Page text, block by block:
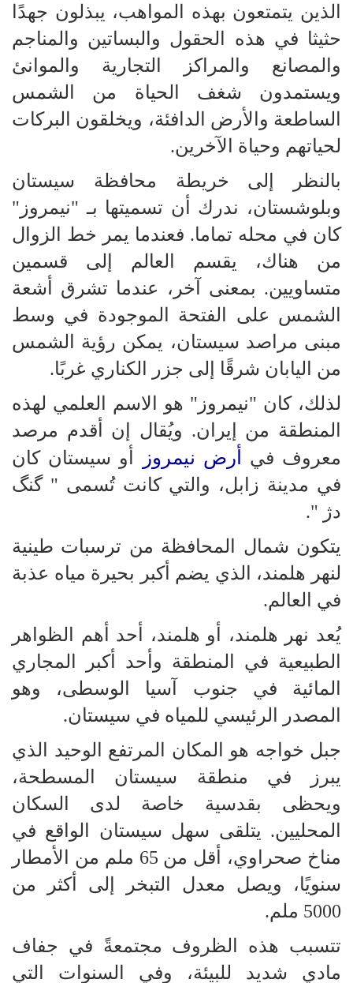
الذين يتمتعون بهذه المواهب، يبذلون جهدًا
حثيثا في هذه الحقول والبساتين والمناجم
والمصانع والمراكز التجارية والموانئ
ويستمدون شغف الحياة من الشمس
الساطعة والأرض الدافئة، ويخلقون البركات
لحياتهم وحياة الآخرين.
بالنظر إلى خريطة محافظة سيستان
وبلوشستان، ندرك أن تسميتها بـ "نيمروز"
كان في محله تماما. فعندما يمر خط الزوال
من هناك، يقسم العالم إلى قسمين
متساويين. بمعنى آخر، عندما تشرق أشعة
الشمس على الفتحة الموجودة في وسط
مبنى مراصد سيستان، يمكن رؤية الشمس
من اليابان شرقًا إلى جزر الكناري غربًا.
لذلك، كان "نيمروز" هو الاسم العلمي لهذه
المنطقة من إيران. ويُقال إن أقدم مرصد
معروف في أرض نيمروز
أو سيستان كان
في مدينة زابل، والتي كانت تُسمى " گنگ
دژ ".
يتكون شمال المحافظة من ترسبات طينية
لنهر هلمند، الذي يضم أكبر بحيرة مياه عذبة
في العالم.
يُعد نهر هلمند، أو هلمند، أحد أهم الظواهر
الطبيعية في المنطقة وأحد أكبر المجاري
المائية في جنوب آسيا الوسطى، وهو
المصدر الرئيسي للمياه في سيستان.
جبل خواجه هو المكان المرتفع الوحيد الذي
يبرز في منطقة سيستان المسطحة،
ويحظى بقدسية خاصة لدى السكان
المحليين. يتلقى سهل سيستان الواقع في
مناخ صحراوي، أقل من 65 ملم من الأمطار
سنويًا، ويصل معدل التبخر إلى أكثر من
5000 ملم.
تتسبب هذه الظروف مجتمعةً في جفاف
مادي شديد للبيئة، وفي السنوات التي